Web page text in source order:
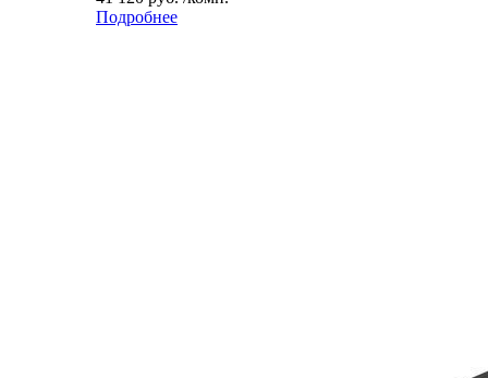
Подробнее